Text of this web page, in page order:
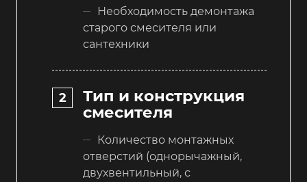
Необходимость демонтажа
старого смесителя или
сантехники
Тип и конструкция
смесителя
Количество монтажных
отверстий (однорычажный,
двухвентильный, с